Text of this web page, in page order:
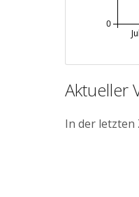
0
Aktueller
In der letzten